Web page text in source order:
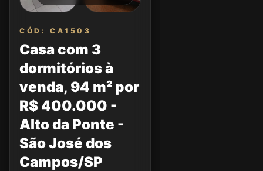
CÓD: CA1503
Casa com 3
dormitórios à
venda, 94 m² por
R$ 400.000 -
Alto da Ponte -
São José dos
Campos/SP